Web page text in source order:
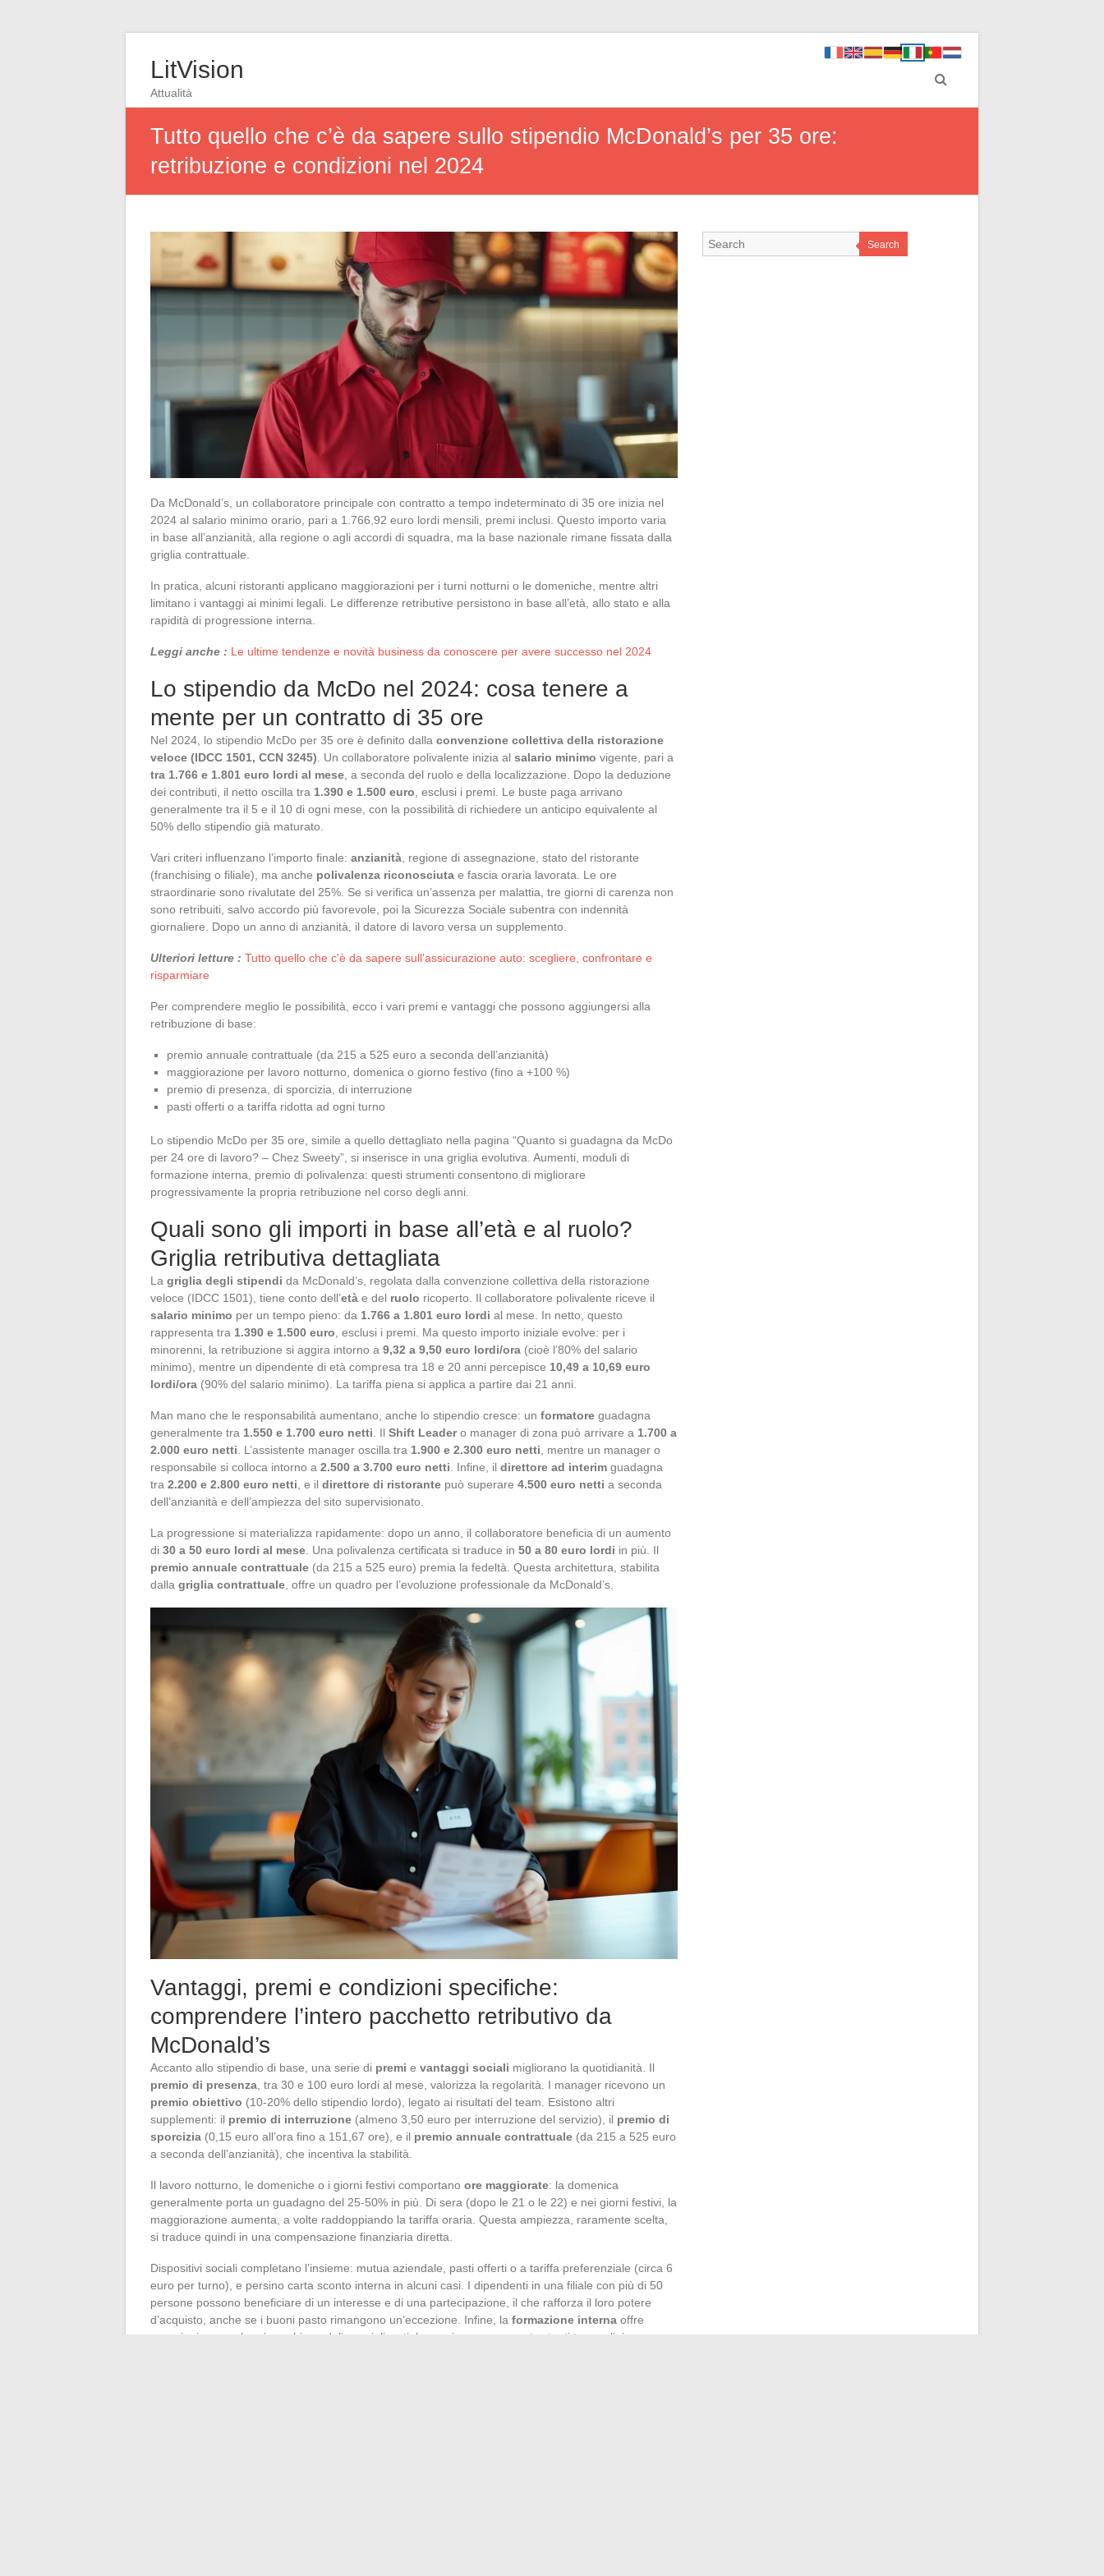
LitVision
Attualità
Tutto quello che c’è da sapere sullo stipendio McDonald’s per 35 ore:
retribuzione e condizioni nel 2024
Da McDonald’s, un collaboratore principale con contratto a tempo indeterminato di 35 ore inizia nel
2024 al salario minimo orario, pari a 1.766,92 euro lordi mensili, premi inclusi. Questo importo varia
in base all’anzianità, alla regione o agli accordi di squadra, ma la base nazionale rimane fissata dalla
griglia contrattuale.
In pratica, alcuni ristoranti applicano maggiorazioni per i turni notturni o le domeniche, mentre altri
limitano i vantaggi ai minimi legali. Le differenze retributive persistono in base all’età, allo stato e alla
rapidità di progressione interna.
Leggi anche : Le ultime tendenze e novità business da conoscere per avere successo nel 2024
Lo stipendio da McDo nel 2024: cosa tenere a
mente per un contratto di 35 ore
Nel 2024, lo stipendio McDo per 35 ore è definito dalla convenzione collettiva della ristorazione
veloce (IDCC 1501, CCN 3245) . Un collaboratore polivalente inizia al salario minimo vigente, pari a
tra 1.766 e 1.801 euro lordi al mese , a seconda del ruolo e della localizzazione. Dopo la deduzione
dei contributi, il netto oscilla tra 1.390 e 1.500 euro , esclusi i premi. Le buste paga arrivano
generalmente tra il 5 e il 10 di ogni mese, con la possibilità di richiedere un anticipo equivalente al
50% dello stipendio già maturato.
Vari criteri influenzano l’importo finale: anzianità , regione di assegnazione, stato del ristorante
(franchising o filiale), ma anche polivalenza riconosciuta e fascia oraria lavorata. Le ore
straordinarie sono rivalutate del 25%. Se si verifica un’assenza per malattia, tre giorni di carenza non
sono retribuiti, salvo accordo più favorevole, poi la Sicurezza Sociale subentra con indennità
giornaliere. Dopo un anno di anzianità, il datore di lavoro versa un supplemento.
Ulteriori letture : Tutto quello che c'è da sapere sull'assicurazione auto: scegliere, confrontare e
risparmiare
Per comprendere meglio le possibilità, ecco i vari premi e vantaggi che possono aggiungersi alla
retribuzione di base:
premio annuale contrattuale (da 215 a 525 euro a seconda dell’anzianità)
maggiorazione per lavoro notturno, domenica o giorno festivo (fino a +100 %)
premio di presenza, di sporcizia, di interruzione
pasti offerti o a tariffa ridotta ad ogni turno
Lo stipendio McDo per 35 ore, simile a quello dettagliato nella pagina “Quanto si guadagna da McDo
per 24 ore di lavoro? – Chez Sweety”, si inserisce in una griglia evolutiva. Aumenti, moduli di
formazione interna, premio di polivalenza: questi strumenti consentono di migliorare
progressivamente la propria retribuzione nel corso degli anni.
Quali sono gli importi in base all’età e al ruolo?
Griglia retributiva dettagliata
La griglia degli stipendi da McDonald’s, regolata dalla convenzione collettiva della ristorazione
veloce (IDCC 1501), tiene conto dell’età e del ruolo ricoperto. Il collaboratore polivalente riceve il
salario minimo per un tempo pieno: da 1.766 a 1.801 euro lordi al mese. In netto, questo
rappresenta tra 1.390 e 1.500 euro , esclusi i premi. Ma questo importo iniziale evolve: per i
minorenni, la retribuzione si aggira intorno a 9,32 a 9,50 euro lordi/ora (cioè l’80% del salario
minimo), mentre un dipendente di età compresa tra 18 e 20 anni percepisce 10,49 a 10,69 euro
lordi/ora (90% del salario minimo). La tariffa piena si applica a partire dai 21 anni.
Man mano che le responsabilità aumentano, anche lo stipendio cresce: un formatore guadagna
generalmente tra 1.550 e 1.700 euro netti . Il Shift Leadero manager di zona può arrivare a 1.700 a
2.000 euro netti . L’assistente manager oscilla tra 1.900 e 2.300 euro netti , mentre un manager o
responsabile si colloca intorno a 2.500 a 3.700 euro netti . Infine, il direttore ad interim guadagna
tra 2.200 e 2.800 euro netti , e il direttore di ristorante può superare 4.500 euro netti a seconda
dell’anzianità e dell’ampiezza del sito supervisionato.
La progressione si materializza rapidamente: dopo un anno, il collaboratore beneficia di un aumento
di 30 a 50 euro lordi al mese . Una polivalenza certificata si traduce in 50 a 80 euro lordi in più. Il
premio annuale contrattuale (da 215 a 525 euro) premia la fedeltà. Questa architettura, stabilita
dalla griglia contrattuale , offre un quadro per l’evoluzione professionale da McDonald’s.
Vantaggi, premi e condizioni specifiche:
comprendere l’intero pacchetto retributivo da
McDonald’s
Accanto allo stipendio di base, una serie di premi e vantaggi sociali migliorano la quotidianità. Il
premio di presenza , tra 30 e 100 euro lordi al mese, valorizza la regolarità. I manager ricevono un
premio obiettivo (10-20% dello stipendio lordo), legato ai risultati del team. Esistono altri
supplementi: il premio di interruzione (almeno 3,50 euro per interruzione del servizio), il premio di
sporcizia (0,15 euro all’ora fino a 151,67 ore), e il premio annuale contrattuale (da 215 a 525 euro
a seconda dell’anzianità), che incentiva la stabilità.
Il lavoro notturno, le domeniche o i giorni festivi comportano ore maggiorate: la domenica
generalmente porta un guadagno del 25-50% in più. Di sera (dopo le 21 o le 22) e nei giorni festivi, la
maggiorazione aumenta, a volte raddoppiando la tariffa oraria. Questa ampiezza, raramente scelta,
si traduce quindi in una compensazione finanziaria diretta.
Dispositivi sociali completano l’insieme: mutua aziendale, pasti offerti o a tariffa preferenziale (circa 6
euro per turno), e persino carta sconto interna in alcuni casi. I dipendenti in una filiale con più di 50
persone possono beneficiare di un interesse e di una partecipazione, il che rafforza il loro potere
d’acquisto, anche se i buoni pasto rimangono un’eccezione. Infine, la formazione interna offre
occasioni per scalare i ranghi: moduli specializzati, laurea in management… tanti trampolini per una
Search